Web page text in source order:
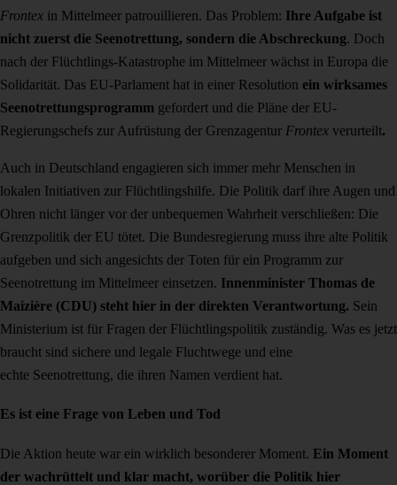
Frontex in Mittelmeer patrouillieren. Das Problem: Ihre Aufgabe ist
nicht zuerst die Seenotrettung, sondern die Abschreckung. Doch
nach der Flüchtlings-Katastrophe im Mittelmeer wächst in Europa die
Solidarität. Das EU-Parlament hat in einer Resolution ein wirksames
Seenotrettungsprogramm gefordert und die Pläne der EU-
Regierungschefs zur Aufrüstung der Grenzagentur Frontex verurteilt.
Auch in Deutschland engagieren sich immer mehr Menschen in
lokalen Initiativen zur Flüchtlingshilfe. Die Politik darf ihre Augen und
Ohren nicht länger vor der unbequemen Wahrheit verschließen: Die
Grenzpolitik der EU tötet. Die Bundesregierung muss ihre alte Politik
aufgeben und sich angesichts der Toten für ein Programm zur
Seenotrettung im Mittelmeer einsetzen. Innenminister Thomas de
Maizière (CDU) steht hier in der direkten Verantwortung. Sein
Ministerium ist für Fragen der Flüchtlingspolitik zuständig. Was es jetzt
braucht sind sichere und legale Fluchtwege und eine
echte Seenotrettung, die ihren Namen verdient hat.
Es ist eine Frage von Leben und Tod
Die Aktion heute war ein wirklich besonderer Moment. Ein Moment
der wachrüttelt und klar macht, worüber die Politik hier